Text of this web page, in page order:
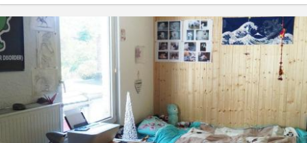
KL 164
Logement pour étudiants situé dans un endroit calme et
agréable avec tous types de commerces dans le quartier. Les
chambres sont entièrement équipées avec: chauffage centrale,
évier d’eau chaude et froide, Internet haut débit, parlophone,
armoires de rangement, bureau, lit et étagères... (Prix...